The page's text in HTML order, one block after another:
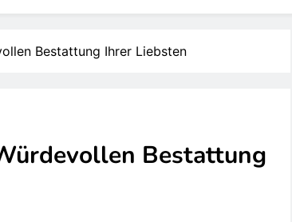
Bestattung Ihrer Liebsten
Bestattung